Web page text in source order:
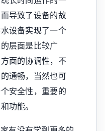
导致了设备的故
设备实现了一个
层面是比较广
面的协调性，不
通畅，当然也可
安全性，重要的
功能。